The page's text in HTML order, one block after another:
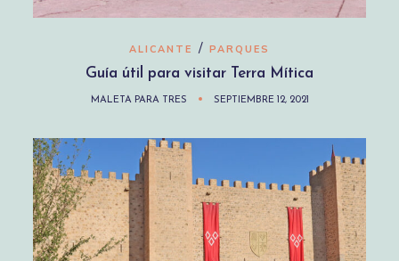
ALICANTE / PARQUES
Guía útil para visitar Terra Mítica
MALETA PARA TRES SEPTIEMBRE 12, 2021